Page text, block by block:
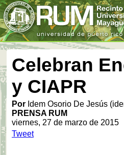
Celebran
y CIAPR
Por Idem Osorio De Jesús
PRENSA RUM
viernes, 27 de marzo de 2015
Tweet